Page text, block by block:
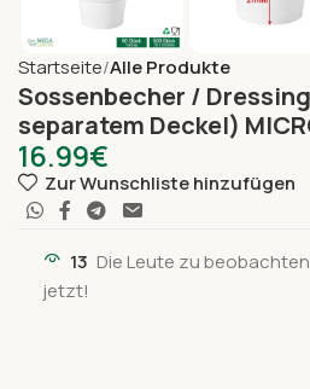
Startseite Alle Produkte
Sossenbecher /
separatem Deckel)
16.99€
Zur Wunschliste hinzufügen
13 Die Leute zu
jetzt!